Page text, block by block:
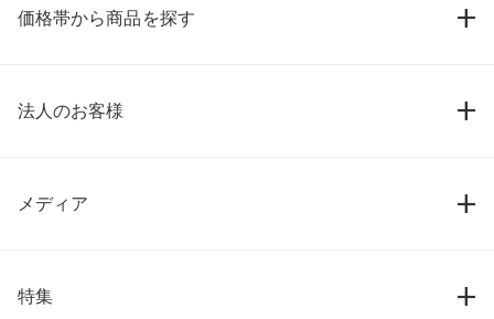
価格帯から商品を探す
法人のお客様
メディア
特集